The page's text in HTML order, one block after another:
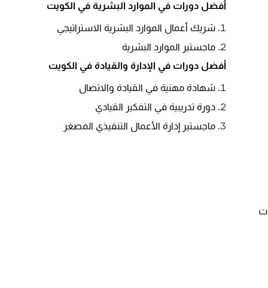
أفضل دورات في الموارد البشرية في الكويت
شريك أعمال الموارد البشرية الاستراتيجي
ماجستير الموارد البشرية
أفضل دورات في الإدارة والقيادة في الكويت
شهادة مهنية في القيادة والاتصال
دورة تدريبية في التفكير القيادي
ماجستير إدارة الأعمال التنفيذي المصغر